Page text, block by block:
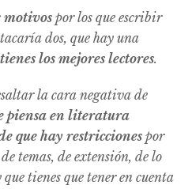
motivospor los que escribir
dos, que hay una
los mejores lectores.
la cara negativa de
piensa en literatura
que hay restriccionespor
temas, de extensión, de lo
tienes que tener en cuenta